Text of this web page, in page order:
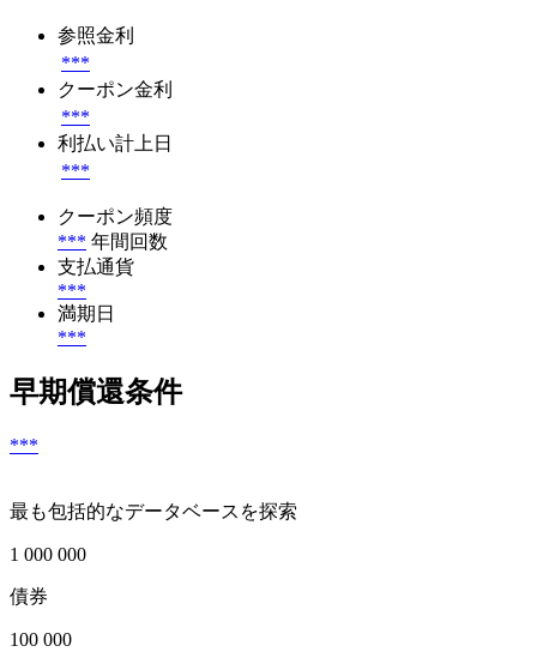
参照金利
***
クーポン金利
***
利払い計上日
***
クーポン頻度
*** 年間回数
支払通貨
***
満期日
***
早期償還条件
***
最も包括的なデータベースを探索
1 000 000
債券
100 000